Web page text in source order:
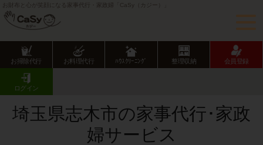
お財布と心が笑顔になる家事代行・家政婦「CaSy（カジー）」
お掃除代行 お料理代行 ﾊｳｽｸﾘｰﾆﾝｸﾞ 整理収納 会員登録
ログイン
CaSy TOP
志木市の家事代行･家政婦サービス
埼玉県志木市の家事代行･家政
婦サービス